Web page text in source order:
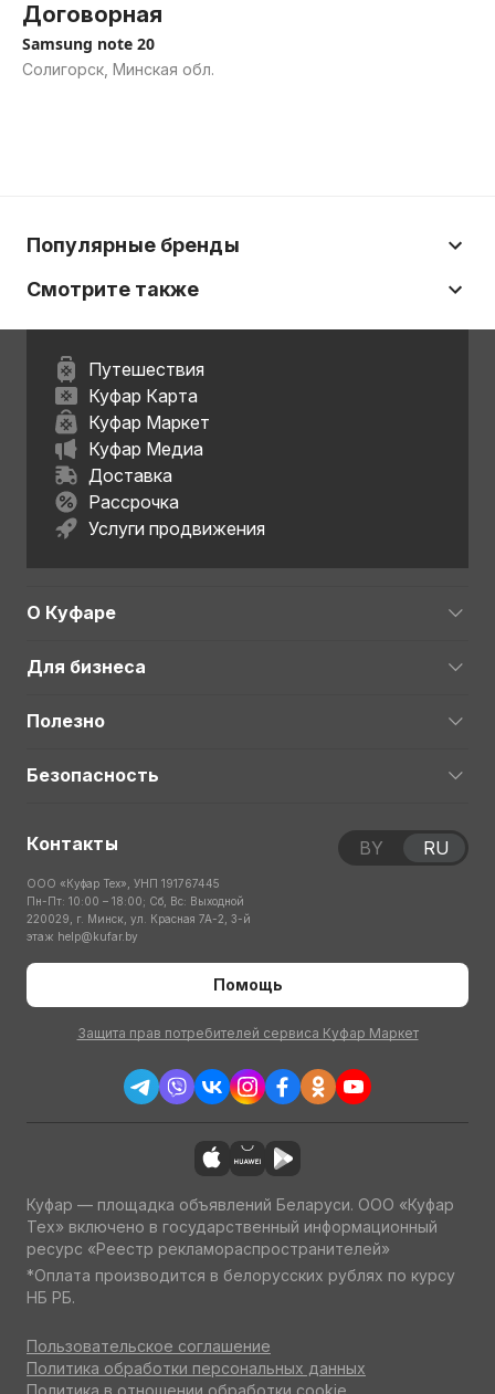
Договорная
Samsung note 20
Солигорск, Минская обл.
Популярные бренды
Смотрите также
Путешествия
Куфар Карта
Куфар Маркет
Куфар Медиа
Доставка
Рассрочка
Услуги продвижения
О Куфаре
Для бизнеса
Полезно
Безопасность
Контакты
ООО «Куфар Тех», УНП 191767445
Пн-Пт: 10:00 – 18:00; Сб, Вс: Выходной
220029, г. Минск, ул. Красная 7А-2, 3-й
этаж help@kufar.by
Помощь
Защита прав потребителей сервиса Куфар Маркет
BY RU
Куфар — площадка объявлений Беларуси. ООО «Куфар
Тех» включено в государственный информационный
ресурс «Реестр рекламораспространителей»
*Оплата производится в белорусских рублях по курсу
НБ РБ.
Пользовательское соглашение
Политика обработки персональных данных
Политика в отношении обработки cookie